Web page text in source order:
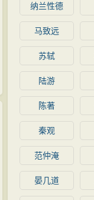
纳兰性德
马致远
苏轼
陆游
陈著
秦观
范仲淹
晏几道